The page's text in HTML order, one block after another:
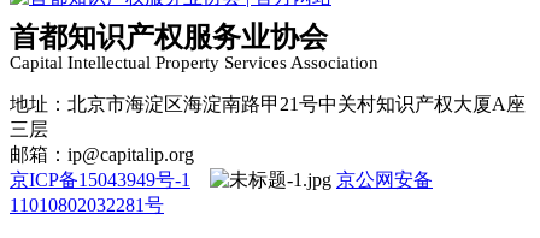
首都知识产权服务业协会
Capital Intellectual Property Services Association
地址：北京市海淀区海淀南路甲21号中关村知识产权大厦A座
三层
邮箱：ip@capitalip.org
京ICP备15043949号-1
京公网安备
11010802032281号